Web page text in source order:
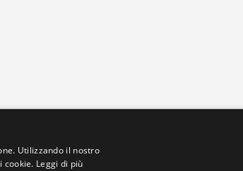
Utilizzando il nostro
cookie. Leggi di più